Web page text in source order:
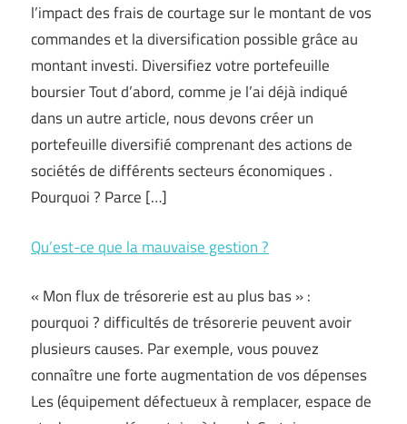
l’impact des frais de courtage sur le montant de vos
commandes et la diversification possible grâce au
montant investi. Diversifiez votre portefeuille
boursier Tout d’abord, comme je l’ai déjà indiqué
dans un autre article, nous devons créer un
portefeuille diversifié comprenant des actions de
sociétés de différents secteurs économiques .
Pourquoi ? Parce […]
Qu’est-ce que la mauvaise gestion ?
« Mon flux de trésorerie est au plus bas » :
pourquoi ? difficultés de trésorerie peuvent avoir
plusieurs causes. Par exemple, vous pouvez
connaître une forte augmentation de vos dépenses
Les (équipement défectueux à remplacer, espace de